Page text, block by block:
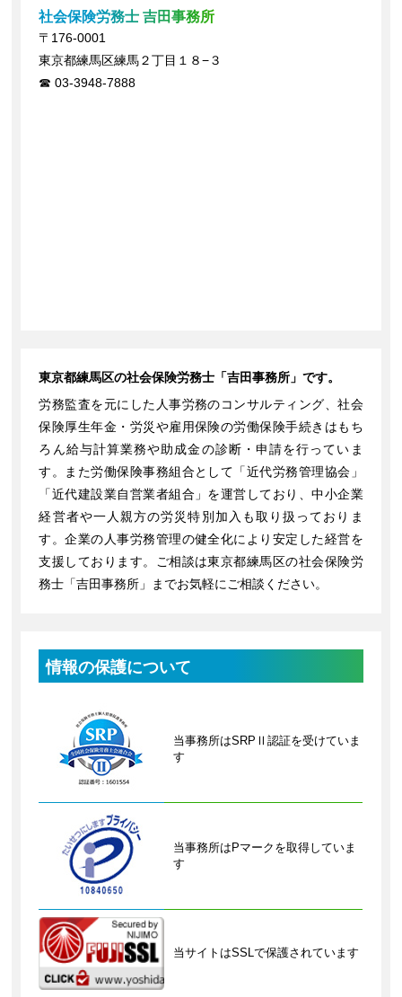
社会保険労務士 吉田事務所
〒176-0001
東京都練馬区練馬２丁目１８−３
03-3948-7888
東京都練馬区の社会保険労務士「吉田事務所」です。
労務監査を元にした人事労務のコンサルティング、社会
保険厚生年金・労災や雇用保険の労働保険手続きはもち
ろん給与計算業務や助成金の診断・申請を行っていま
す。また労働保険事務組合として「近代労務管理協会」
「近代建設業自営業者組合」を運営しており、中小企業
経営者や一人親方の労災特別加入も取り扱っておりま
す。企業の人事労務管理の健全化により安定した経営を
支援しております。ご相談は東京都練馬区の社会保険労
務士「吉田事務所」までお気軽にご相談ください。
情報の保護について
当事務所はSRPⅡ認証を受けていま
す
当事務所はPマークを取得していま
す
当サイトはSSLで保護されています